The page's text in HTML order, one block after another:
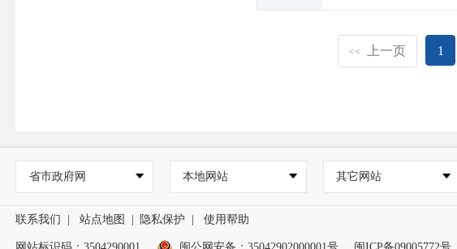
<< 上一页 1
省市政府网 本地网站 其它网站
联系我们 站点地图 隐私保护 使用帮助